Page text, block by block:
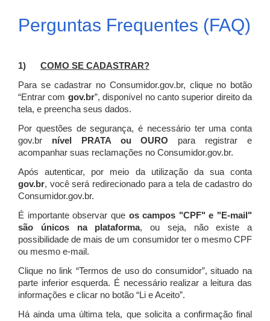
Perguntas Frequentes (FAQ)
1) COMO SE CADASTRAR?
Para se cadastrar no Consumidor.gov.br, clique no botão
“Entrar com gov.br”, disponível no canto superior direito da
tela, e preencha seus dados.
Por questões de segurança, é necessário ter uma conta
gov.br nível PRATA ou OURO para registrar e
acompanhar suas reclamações no Consumidor.gov.br.
Após autenticar, por meio da utilização da sua conta
gov.br, você será redirecionado para a tela de cadastro do
Consumidor.gov.br.
É importante observar que os campos "CPF" e "E-mail"
são únicos na plataforma, ou seja, não existe a
possibilidade de mais de um consumidor ter o mesmo CPF
ou mesmo e-mail.
Clique no link “Termos de uso do consumidor”, situado na
parte inferior esquerda. É necessário realizar a leitura das
informações e clicar no botão “Li e Aceito”.
Há ainda uma última tela, que solicita a confirmação final